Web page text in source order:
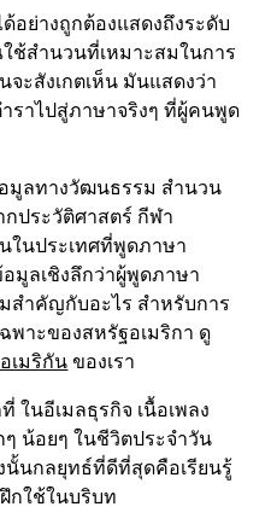
อย่างถูกต้องแสดงถึงระดับ
ช้สำนวนที่เหมาะสมในการ
ะสังเกตเห็น มันแสดงว่า
าไปสู่ภาษาจริงๆ ที่ผู้คนพูด
มูลทางวัฒนธรรม สำนวน
ประวัติศาสตร์ กีฬา
ในประเทศที่พูดภาษา
มูลเชิงลึกว่าผู้พูดภาษา
สำคัญกับอะไร สำหรับการ
พาะของสหรัฐอเมริกา ดู
เมริกัน ของเรา
ในอีเมลธุรกิจ เนื้อเพลง
น้อยๆ ในชีวิตประจำวัน
นั้นกลยุทธ์ที่ดีที่สุดคือเรียนรู้
กใช้ในบริบท